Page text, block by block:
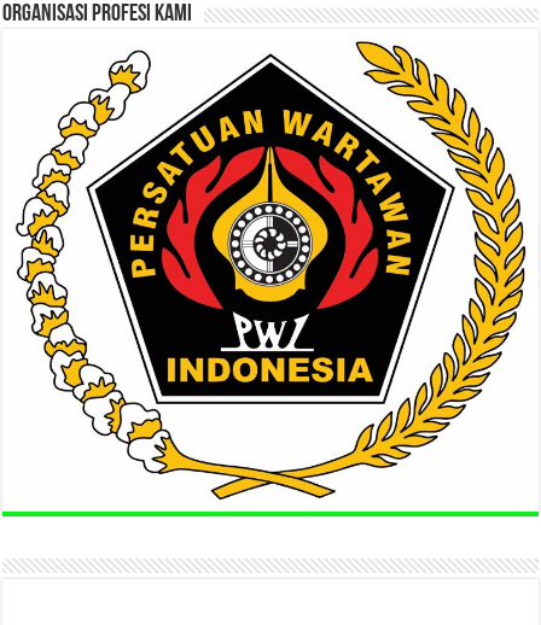
ORGANISASI PROFESI KAMI